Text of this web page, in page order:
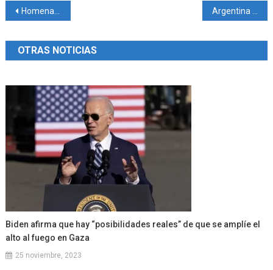
Navegación
de
entradas
Homenaje: El Perito Moreno, un viaje liviano de equipaje
OTRAS NOTICIAS
Biden afirma que hay “posibilidades reales” de que se amplíe el
alto al fuego en Gaza
25 noviembre, 2023